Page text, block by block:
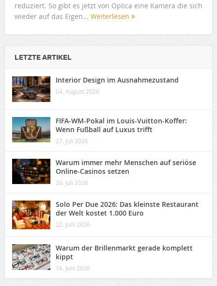
reduziert. So gibt es jetzt von Oplica eine Kamera die sich
wieder auf das Eigen... Weiterlesen
LETZTE ARTIKEL
Interior Design im Ausnahmezustand
04. August 2026
FIFA-WM-Pokal im Louis-Vuitton-Koffer:
Wenn Fußball auf Luxus trifft
27. Juli 2026
Warum immer mehr Menschen auf seriöse
Online-Casinos setzen
20. Juli 2026
Solo Per Due 2026: Das kleinste Restaurant
der Welt kostet 1.000 Euro
22. Juni 2026
Warum der Brillenmarkt gerade komplett
kippt
16. Juni 2026